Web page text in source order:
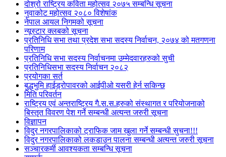
दोश्रो राष्ट्रिय कविता महोत्सव २०७५ सम्बन्धि सूचना
नुवाकोट महोत्सव २०८० विशेषांक
नेपाल आयल निगमको सूचना
न्यूस्टार क्लबको सूचना
प्रतिनिधि सभा तथा प्रदेश सभा सदस्य निर्वाचन, २०७४ को मतगणना
परिणाम
प्रतिनिधि सभा सदस्य निर्वाचनमा उम्मेदवारहरुको सुची
प्रतिनिधिसभा सदस्य निर्वाचन २०८२
प्रयोगका सर्त
बुद्धभुमि हाईड्रोपावरको आईपीओ यसरी हेर्न सकिन्छ
मिति परिवर्तन
राष्ट्रिय एवं अन्तराष्ट्रिय गै.स.स.हरुको संस्थागत र परियोजनाको
बिस्तृत विवरण पेश गर्ने सम्बन्धी अत्यन्त जरुरी सूचना
विज्ञापन
विदुर नगरपालिकाको ट्राफिक जाम खुला गर्ने सम्बन्धी सुचना!!!
विदुर नगरपालिकाको लकडाउन पालना सम्बन्धी अत्यन्त जरुरी सूचना
सञ्चारकर्मी आवश्यकता सम्बन्धि सूचना